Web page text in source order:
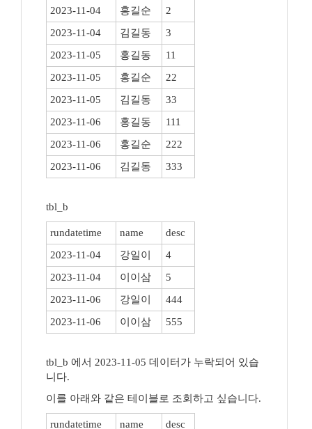
2023-11-04
홍길순
2
2023-11-04
김길동
3
2023-11-05
홍길동
11
2023-11-05
홍길순
22
2023-11-05
김길동
33
2023-11-06
홍길동
111
2023-11-06
홍길순
222
2023-11-06
김길동 333
tbl_b
rundatetime name
desc
2023-11-04
강일이
4
2023-11-04
이이삼
5
2023-11-06
강일이
444
2023-11-06
이이삼 555
tbl_b 에서 2023-11-05 데이터가 누락되어 있습
니다.
이를 아래와 같은 테이블로 조회하고 싶습니다.
rundatetime name
desc